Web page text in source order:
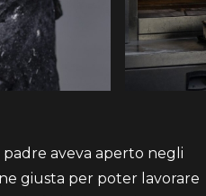
padre aveva aperto negli
giusta per poter lavorare